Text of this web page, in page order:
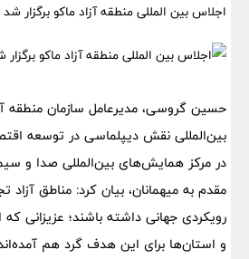
اجلاس بین المللی منطقه آزاد ماکو برگزار شد
حسین گروسی، مدیرعامل سازمان منطقه
بین‌المللی نقش دیپلماسی در توسعه
در مرکز همایش‌های بین‌المللی صدا و
مقدم به میهمانان، بیان کرد: مناطق آزاد
رویکردی جهانی داشته باشند؛ عزیزانی
و استان‌ها برای این هدف گرد هم